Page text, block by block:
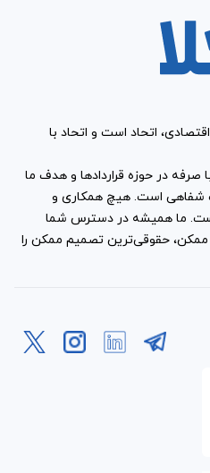
اتحاد است و اتحاد با
صرفه در حوزه قراردادها و هدف ما
شفاهی است. هیچ همکاری و
ما همیشه در دسترس شما
ممکن، حقوقی‌ترین تصمیم ممکن را